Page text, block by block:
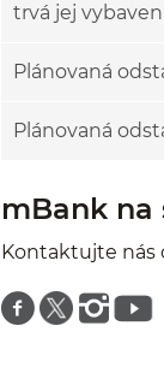
trvá jej
Plánovaná
Plánovaná
mBank na
Kontaktujte nás
Znajdź nas na facebooku
Znajdź nas na twitterze
Znajdź nas naZnajdź nas